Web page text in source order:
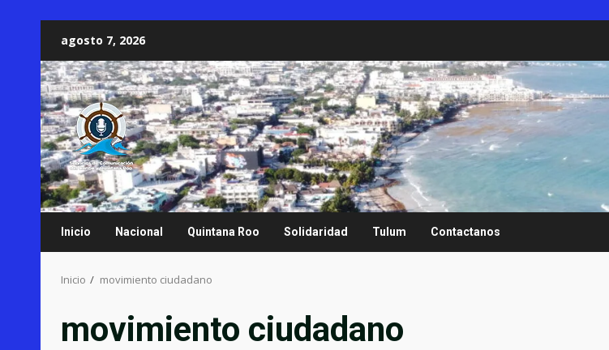
contenido
agosto 7, 2026
Inicio Nacional Quintana Roo Solidaridad Tulum Contactanos
Inicio movimiento ciudadano
movimiento ciudadano